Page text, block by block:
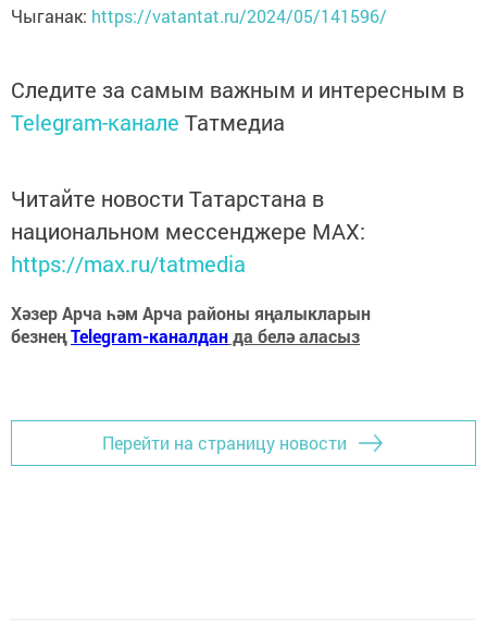
Чыганак: https://vatantat.ru/2024/05/141596/
Следите за самым важным и интересным в
Telegram-канале Татмедиа
Читайте новости Татарстана в
национальном мессенджере MАХ:
https://max.ru/tatmedia
Хәзер Арча һәм Арча районы яңалыкларын
безнеңTelegram-каналданда белә аласыз
Перейти на страницу новости